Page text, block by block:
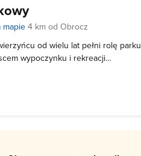
mapie4 km od Obrocz
od wielu lat pełni rolę parku
wypoczynku i rekreacji